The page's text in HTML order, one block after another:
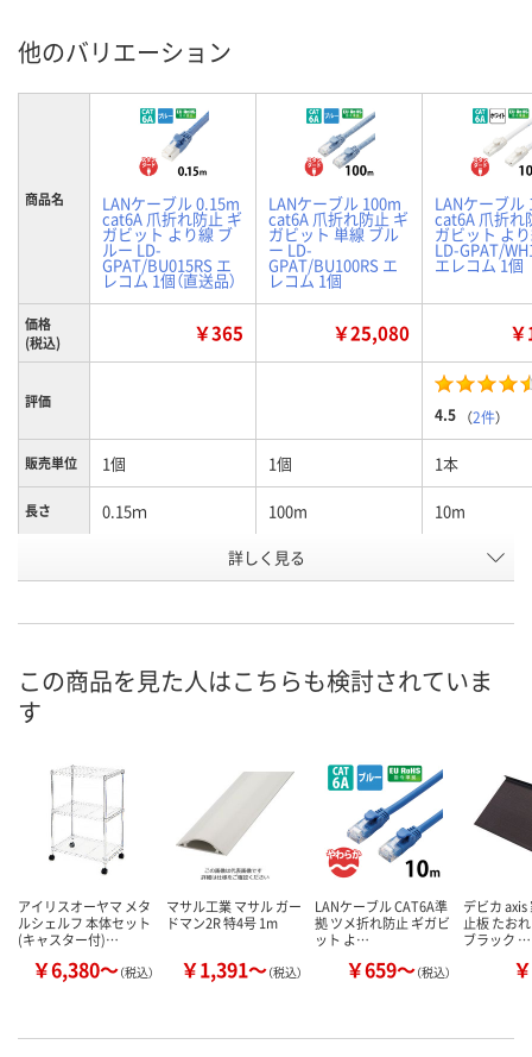
他のバリエーション
商品名 LANケーブル 0.15m
cat6A 爪折れ防止 ギ
ガビット より線 ブ
ルー LD-
GPAT/BU015RS エ
レコム 1個（直送品）
LANケーブル 100m
cat6A 爪折れ防止 ギ
ガビット 単線 ブル
ー LD-
GPAT/BU100RS エ
レコム 1個
LANケーブル
cat6A 爪折れ
ガビット よ
LD-GPAT/
エレコム 1個
価格
(税込)
￥365 ￥25,080
評価
4.5 （2件）
販売単位 1個 1個 1本
長さ 0.15ｍ 100m 10m
ブルー ホワイト
号
お届け日
在庫切れです
（次回入荷日未定）
数量
カゴへ
数量
詳しく見る
この商品を見た人はこちらも検討されていま
す
アイリスオーヤマ メタ
ルシェルフ 本体セット
(キャスター付)…
￥6,380～（税込）
マサル工業 マサル ガー
ドマン2R 特4号 1m
￥1,391～（税込）
LANケーブル CAT6A準
拠 ツメ折れ防止 ギガビ
ット よ…
￥659～（税込）
デビカ
止板 たお
ブラック …